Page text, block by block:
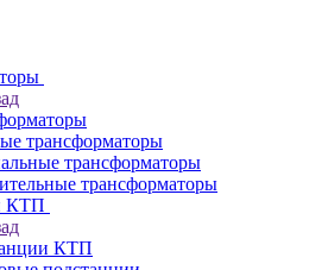
трансформаторы
трансформаторы
трансформаторы
КТП
КТП